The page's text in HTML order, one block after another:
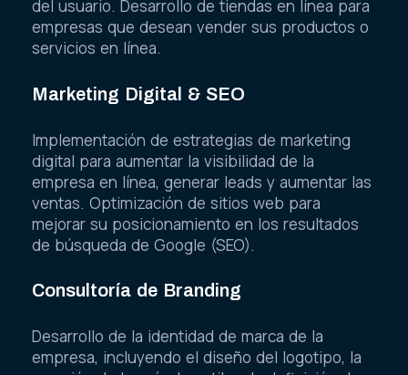
del usuario. Desarrollo de tiendas en línea para
empresas que desean vender sus productos o
servicios en línea.
Marketing Digital & SEO
Implementación de estrategias de marketing
digital para aumentar la visibilidad de la
empresa en línea, generar leads y aumentar las
ventas. Optimización de sitios web para
mejorar su posicionamiento en los resultados
de búsqueda de Google (SEO).
Consultoría de Branding
Desarrollo de la identidad de marca de la
empresa, incluyendo el diseño del logotipo, la